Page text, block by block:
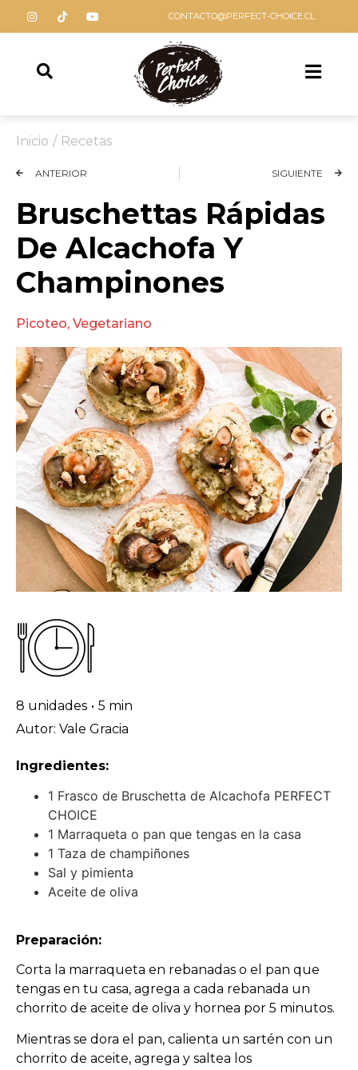
CONTACTO@PERFECT-CHOICE.CL
Inicio / Recetas
ANTERIOR SIGUIENTE
Bruschettas Rápidas
De Alcachofa Y
Champinones
Picoteo, Vegetariano
8 unidades • 5 min
Autor: Vale Gracia
Ingredientes:
1 Frasco de Bruschetta de Alcachofa PERFECT
CHOICE
1 Marraqueta o pan que tengas en la casa
1 Taza de champiñones
Sal y pimienta
Aceite de oliva
Preparación:
Corta la marraqueta en rebanadas o el pan que
tengas en tu casa, agrega a cada rebanada un
chorrito de aceite de oliva y hornea por 5 minutos.
Mientras se dora el pan, calienta un sartén con un
chorrito de aceite, agrega y saltea los